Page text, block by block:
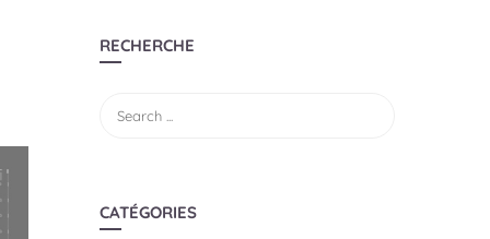
RECHERCHE
CATÉGORIES